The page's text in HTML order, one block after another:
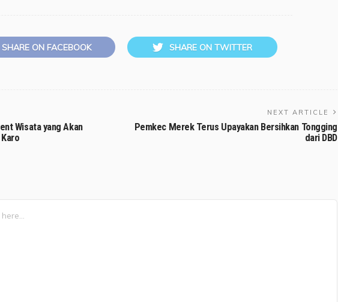
SHARE ON FACEBOOK SHARE ON TWITTER
Wisata yang Akan
NEXT ARTICLE
Pemkec Merek Terus Upayakan Bersihkan Tongging
dari DBD